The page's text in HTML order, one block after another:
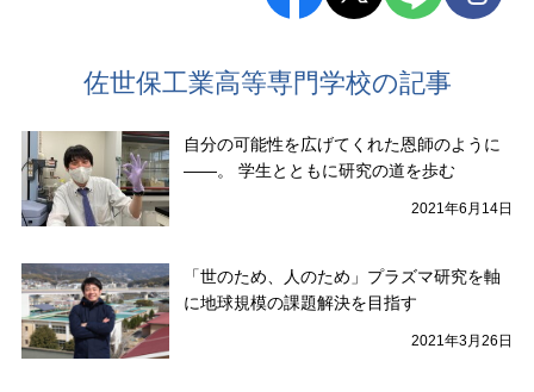
佐世保工業高等専門学校の記事
自分の可能性を広げてくれた恩師のように
――。 学生とともに研究の道を歩む
2021年6月14日
「世のため、人のため」プラズマ研究を軸
に地球規模の課題解決を目指す
2021年3月26日